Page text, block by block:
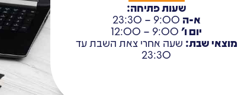
שעות פתיחה:
א-ה
יום ו'9:00 – 12:00
מוצאי שבת: שעה אחרי צאת השבת עד
23:30